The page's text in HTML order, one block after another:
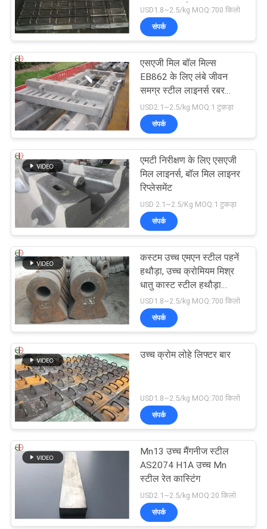
EB2009 पहनें
USD1.8~2.5/kg MOQ:700 किलो
संपर्क
एसएजी मिल बॉल मिल्स
EB862 के लिए लंबे जीवन
समग्र स्टील लाइनर्स रबर
लाइनर
USD2.1~2.5/kg MOQ:1 टुकड़ा
संपर्क
एमटी निरीक्षण के लिए एसएजी
मिल लाइनर्स, बॉल मिल लाइनर
रिप्लेसमेंट
USD 2.1~2.5/Kg MOQ:1 टुकड़ा
संपर्क
कस्टम उच्च एमएन स्टील पहनें
हथौड़ा, उच्च क्रोमियम मिश्र
धातु कास्ट स्टील हथौड़ा
EB19047
USD1.8~2.5/kg MOQ:700 किलो
संपर्क
उच्च क्रोम लोहे लिफ्टर बार
USD1.8~2.5/kg MOQ:700 किलो
संपर्क
Mn13 उच्च मैंगनीज स्टील
AS2074 H1A उच्च Mn
स्टील रेत कास्टिंग
USD2.1~2.5/kg MOQ:20 किलो
संपर्क